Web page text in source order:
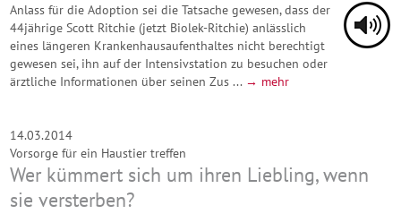
Anlass für die Adoption sei die Tatsache gewesen, dass der
44jährige Scott Ritchie (jetzt Biolek-Ritchie) anlässlich
eines längeren Krankenhausaufenthaltes nicht berechtigt
gewesen sei, ihn auf der Intensivstation zu besuchen oder
ärztliche Informationen über seinen Zus ... → mehr
14.03.2014
Vorsorge für ein Haustier treffen
Wer kümmert sich um ihren Liebling, wenn
sie versterben?